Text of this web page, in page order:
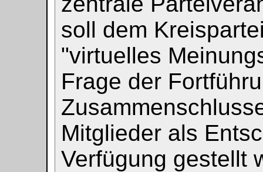
soll dem
"virtuelles
Frage der
Mitglieder als
Verfügung gestellt